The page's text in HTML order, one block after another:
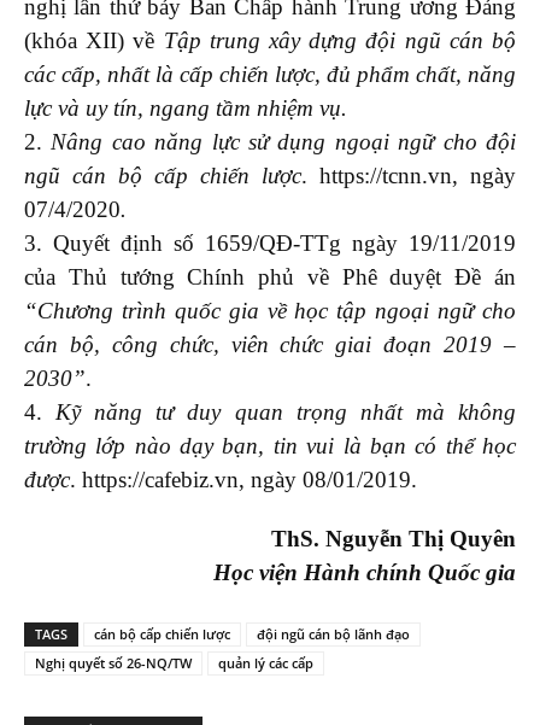
nghị lần thứ bảy Ban Chấp hành Trung ương Đảng
(khóa XII) về Tập trung xây dựng đội ngũ cán bộ
các cấp, nhất là cấp chiến lược, đủ phẩm chất, năng
lực và uy tín, ngang tầm nhiệm vụ.
2.Nâng cao năng lực sử dụng ngoại ngữ cho đội
ngũ cán bộ cấp chiến lược. https://tcnn.vn, ngày
07/4/2020.
3. Quyết định số 1659/QĐ-TTg ngày 19/11/2019
của Thủ tướng Chính phủ về Phê duyệt Đề án
“Chương trình quốc gia về học tập ngoại ngữ cho
cán bộ, công chức, viên chức giai đoạn 2019 –
2030”.
4. Kỹ năng tư duy quan trọng nhất mà không
trường lớp nào dạy bạn, tin vui là bạn có thể học
được. https://cafebiz.vn, ngày 08/01/2019.
ThS. Nguyễn Thị Quyên
Học viện Hành chính Quốc gia
TAGS cán bộ cấp chiến lược
đội ngũ cán bộ lãnh đạo
Nghị quyết số 26-NQ/TW
quản lý các cấp